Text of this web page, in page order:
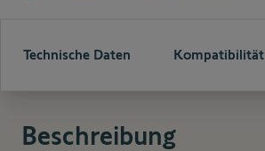
Technische Daten Kompatibilität
Beschreibung